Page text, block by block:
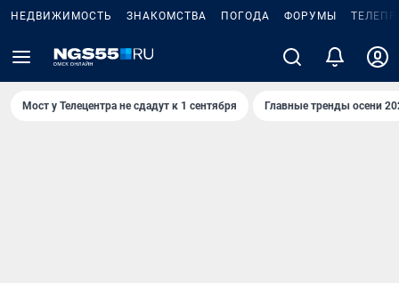
НЕДВИЖИМОСТЬ ЗНАКОМСТВА ПОГОДА ФОРУМЫ
Мост у Телецентра не сдадут к 1 сентября Главные тренды осени